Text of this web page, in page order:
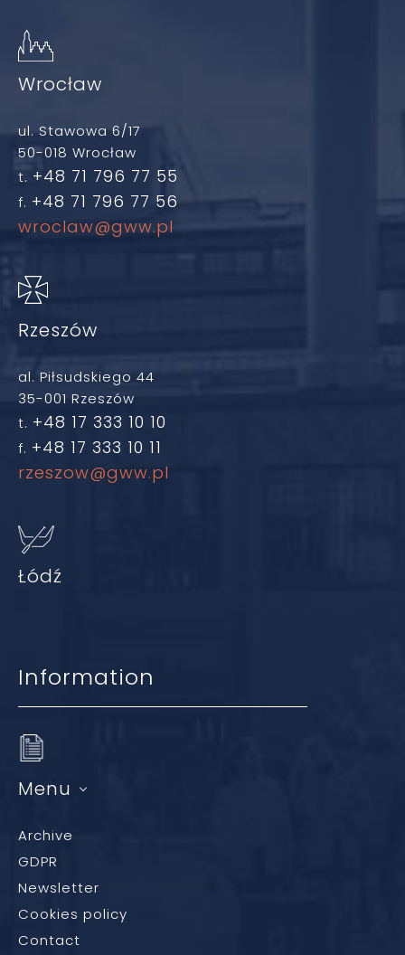
Wrocław
ul. Stawowa 6/17
50-018 Wrocław
t. +48 71 796 77 55
f. +48 71 796 77 56
wroclaw@gww.pl
Rzeszów
al. Piłsudskiego 44
35-001 Rzeszów
t. +48 17 333 10 10
f. +48 17 333 10 11
rzeszow@gww.pl
Łódź
Information
Menu
Archive
GDPR
Newsletter
Cookies policy
Contact